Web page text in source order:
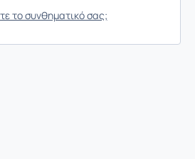
το συνθηματικό σας;